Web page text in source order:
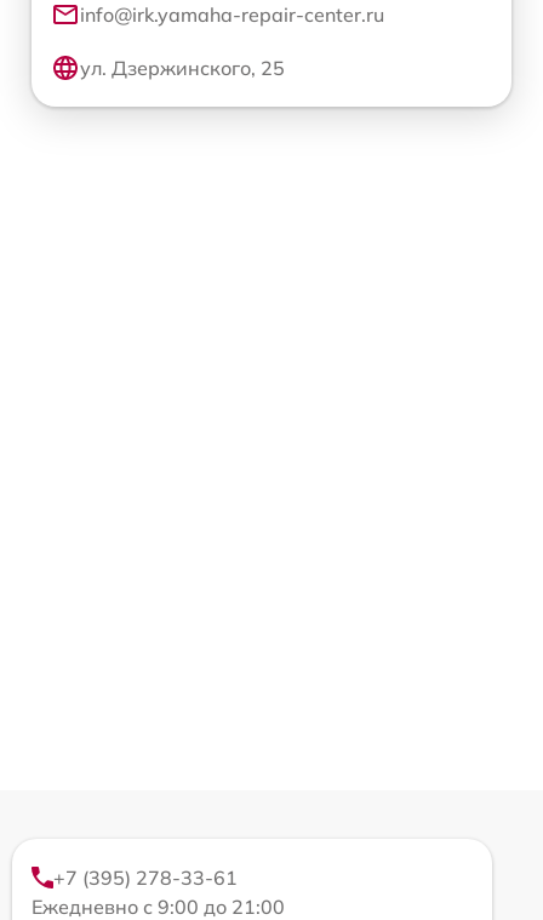
info@irk.yamaha-repair-center.ru
ул. Дзержинского, 25
+7 (395) 278-33-61
Ежедневно с 9:00 до 21:00